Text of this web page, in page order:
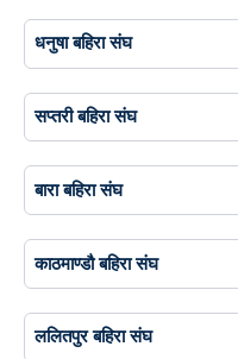
धनुषा बहिरा संघ
सप्तरी बहिरा संघ
बारा बहिरा संघ
काठमाण्डौ बहिरा संघ
ललितपुर बहिरा संघ